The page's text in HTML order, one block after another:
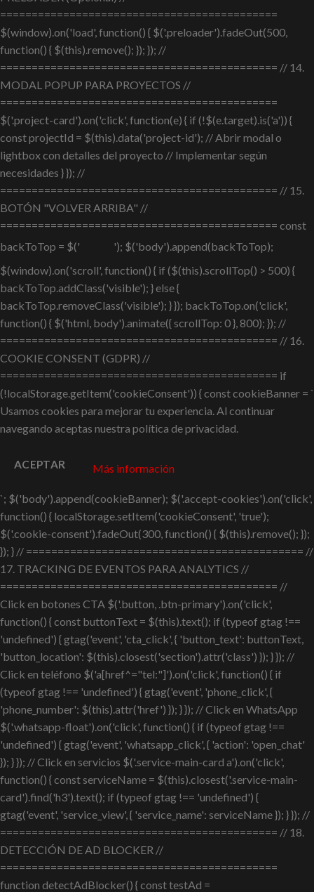
============================================
$(window).on('load', function() { $('.preloader').fadeOut(500,
function() { $(this).remove(); }); }); //
============================================ // 14.
MODAL POPUP PARA PROYECTOS //
============================================
$('.project-card').on('click', function(e) { if (!$(e.target).is('a')) {
const projectId = $(this).data('project-id'); // Abrir modal o
lightbox con detalles del proyecto // Implementar según
necesidades } }); //
============================================ // 15.
BOTÓN "VOLVER ARRIBA" //
============================================ const
backToTop = $('
'); $('body').append(backToTop);
$(window).on('scroll', function() { if ($(this).scrollTop() > 500) {
backToTop.addClass('visible'); } else {
backToTop.removeClass('visible'); } }); backToTop.on('click',
function() { $('html, body').animate({ scrollTop: 0 }, 800); }); //
============================================ // 16.
COOKIE CONSENT (GDPR) //
============================================ if
(!localStorage.getItem('cookieConsent')) { const cookieBanner = `
Usamos cookies para mejorar tu experiencia. Al continuar
navegando aceptas nuestra política de privacidad.
ACEPTAR Más información
`; $('body').append(cookieBanner); $('.accept-cookies').on('click',
function() { localStorage.setItem('cookieConsent', 'true');
$('.cookie-consent').fadeOut(300, function() { $(this).remove(); });
}); } // ============================================ //
17. TRACKING DE EVENTOS PARA ANALYTICS //
============================================ //
Click en botones CTA $('.button, .btn-primary').on('click',
function() { const buttonText = $(this).text(); if (typeof gtag !==
'undefined') { gtag('event', 'cta_click', { 'button_text': buttonText,
'button_location': $(this).closest('section').attr('class') }); } }); //
Click en teléfono $('a[href^="tel:"]').on('click', function() { if
(typeof gtag !== 'undefined') { gtag('event', 'phone_click', {
'phone_number': $(this).attr('href') }); } }); // Click en WhatsApp
$('.whatsapp-float').on('click', function() { if (typeof gtag !==
'undefined') { gtag('event', 'whatsapp_click', { 'action': 'open_chat'
}); } }); // Click en servicios $('.service-main-card a').on('click',
function() { const serviceName = $(this).closest('.service-main-
card').find('h3').text(); if (typeof gtag !== 'undefined') {
gtag('event', 'service_view', { 'service_name': serviceName }); } }); //
============================================ // 18.
DETECCIÓN DE AD BLOCKER //
============================================
function detectAdBlocker() { const testAd =